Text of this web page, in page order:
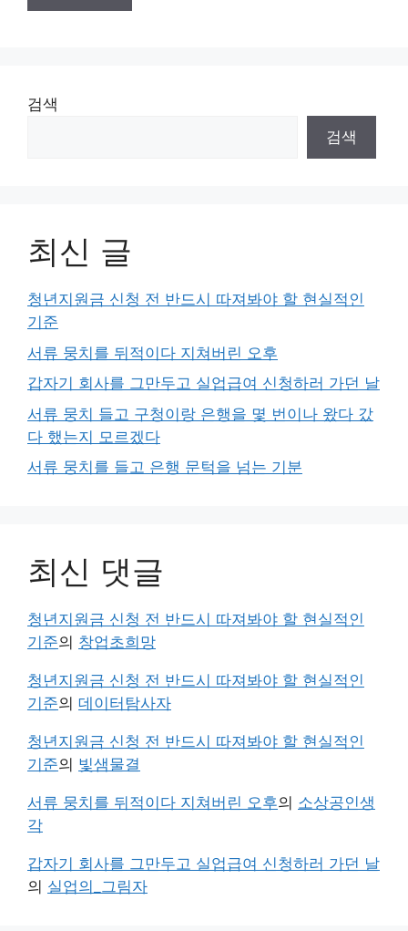
검색
검색
최신 글
청년지원금 신청 전 반드시 따져봐야 할 현실적인
기준
서류 뭉치를 뒤적이다 지쳐버린 오후
갑자기 회사를 그만두고 실업급여 신청하러 가던 날
서류 뭉치 들고 구청이랑 은행을 몇 번이나 왔다 갔
다 했는지 모르겠다
서류 뭉치를 들고 은행 문턱을 넘는 기분
최신 댓글
청년지원금 신청 전 반드시 따져봐야 할 현실적인
기준의 창업초희망
청년지원금 신청 전 반드시 따져봐야 할 현실적인
기준의 데이터탐사자
청년지원금 신청 전 반드시 따져봐야 할 현실적인
기준의 빛샘물결
서류 뭉치를 뒤적이다 지쳐버린 오후의 소상공인생
각
갑자기 회사를 그만두고 실업급여 신청하러 가던 날
의 실업의_그림자